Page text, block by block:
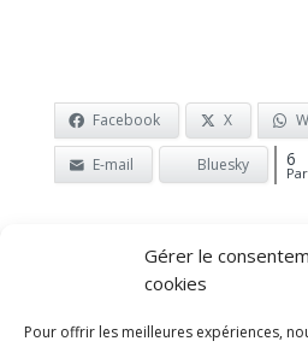
Gérer le
cookies
Pour offrir les meilleures expériences,
Facebook X
E-mail Bluesky 6